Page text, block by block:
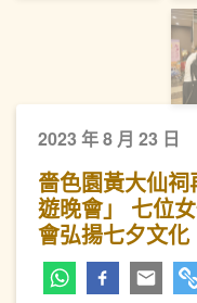
2023 年 8 月 23 日
嗇色園黃大仙
遊晚會」 七位
會弘揚七夕文化